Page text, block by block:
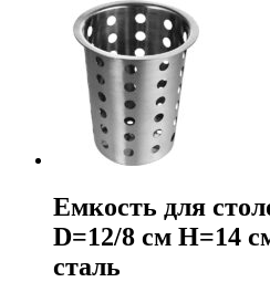
Емкость для
D=12/8 см H=14
сталь